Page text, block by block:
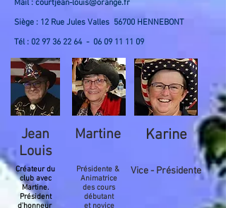
Mail : courtjean-louis@orange.fr
Siège : 12 Rue Jules Valles 56700 HENNEBONT
Tél : 02 97 36 22 64- 06 09 11 11 09
Jean
Louis
Martine Karine
Créateur du
club avec
Martine.
Président
Présidente &
Animatrice
des cours
débutant
Vice - Présidente